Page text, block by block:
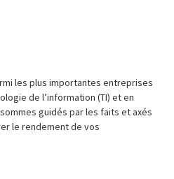
les plus importantes entreprises
de l’information (TI) et en
guidés par les faits et axés
le rendement de vos